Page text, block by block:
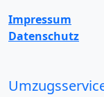
Impressum
Datenschutz